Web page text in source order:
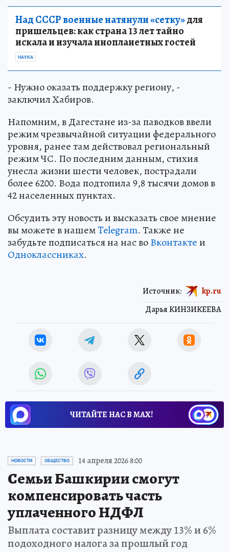
Над СССР военные натянули «сетку»для
пришельцев: как страна 13 лет тайно
искала и изучала инопланетных гостей
НАУКА
- Нужно оказать поддержку региону, -
заключил Хабиров.
Напомним, в Дагестане из-за паводков ввели
режим чрезвычайной ситуации федерального
уровня, ранее там действовал региональный
режим ЧС. По последним данным, стихия
унесла жизни шести человек, пострадали
более 6200. Вода подтопила 9,8 тысячи домов в
42 населенных пунктах.
Обсудить эту новость и высказать свое мнение
вы можете в нашемTelegram. Также не
забудьте подписаться на нас воВконтактеи
Одноклассниках.
Дарья КИНЗИКЕЕВА
Источник: kp.ru
ЧИТАЙТЕ НАС В МАХ!
НОВОСТИ ОБЩЕСТВО 14 апреля 2026 8:00
Семьи Башкирии смогут
компенсировать часть
уплаченного НДФЛ
Выплата составит разницу между 13% и 6%
подоходного налога за прошлый год